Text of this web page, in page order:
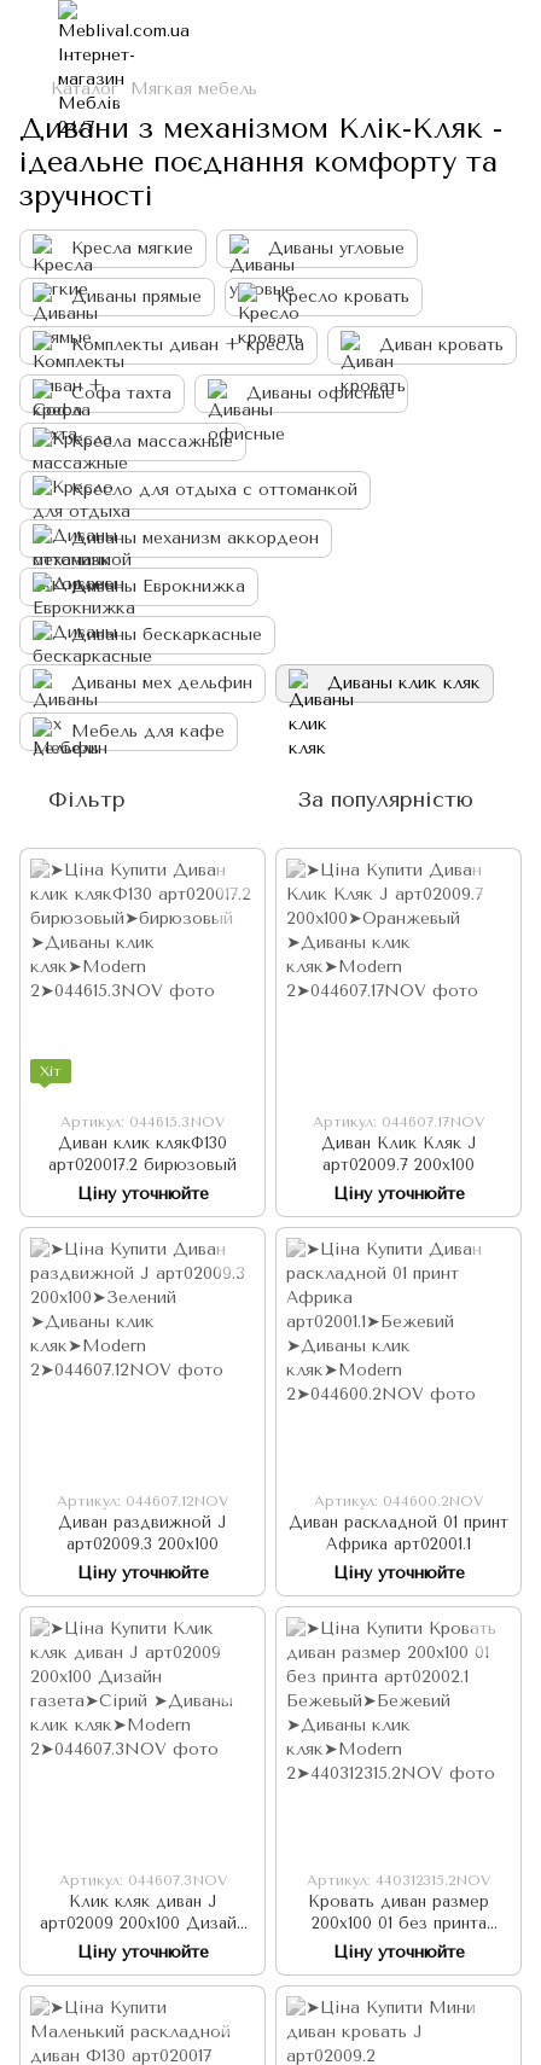
Каталог Мягкая мебель
Дивани з механізмом Клік-Кляк -
ідеальне поєднання комфорту та
зручності
Кресла мягкие Диваны угловые
Диваны прямые Кресло кровать
Комплекты диван + кресла Диван кровать
Софа тахта Диваны офисные
Кресла массажные
Кресло для отдыха с оттоманкой
Диваны механизм аккордеон
Диваны Еврокнижка
Диваны бескаркасные
Диваны мех дельфин Диваны клик кляк
Мебель для кафе
Фільтр За популярністю
Хіт
Артикул: 044615.3NOV
Диван клик клякФ130
арт020017.2 бирюзовый
Ціну уточнюйте
Артикул: 044607.17NOV
Диван Клик Кляк J
арт02009.7 200х100
Ціну уточнюйте
Артикул: 044607.12NOV
Диван раздвижной J
арт02009.3 200х100
Ціну уточнюйте
Артикул: 044600.2NOV
Диван раскладной 01 принт
Африка арт02001.1
Ціну уточнюйте
Артикул: 044607.3NOV
Клик кляк диван J
арт02009 200х100 Дизайн
газета
Ціну уточнюйте
Артикул: 440312315.2NOV
Кровать диван размер
200х100 01 без принта
арт02002.1 Бежевый
Ціну уточнюйте